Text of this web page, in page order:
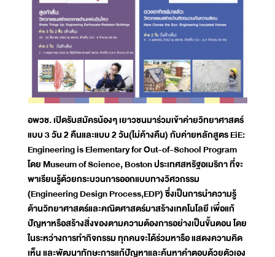
อพวช. เปิดรับสมัครน้องๆ เยาวชนมาร่วมเข้าค่ายวิทยาศาสตร์
แบบ 3 วัน 2 คืนและแบบ 2 วัน(ไม่ค้างคืน) กับค่ายหลักสูตร EiE:
Engineering is Elementary for Out-of-School Program
โดย Museum of Science, Boston ประเทศสหรัฐอเมริกา ที่จะ
พาเรียนรู้ด้วยกระบวนการออกแบบทางวิศวกรรม
(Engineering Design Process,EDP) ซึ่งเป็นการนำความรู้
ด้านวิทยาศาสตร์และคณิตศาสตร์มาสร้างเทคโนโลยี เพื่อแก้
ปัญหาหรือสร้างสิ่งของตามความต้องการอย่างเป็นขั้นตอน โดย
ในระหว่างการทำกิจกรรม ทุกคนจะได้ร่วมหารือ แสดงความคิด
เห็น และพัฒนาทักษะการแก้ปัญหาและค้นหาคำตอบด้วยตัวเอง